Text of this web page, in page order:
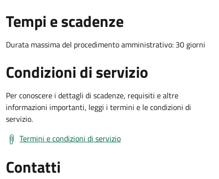
Tempi e scadenze
Durata massima del procedimento amministrativo: 30 giorni
Condizioni di servizio
Per conoscere i dettagli di scadenze, requisiti e altre
informazioni importanti, leggi i termini e le condizioni di
servizio.
Termini e condizioni di servizio
Contatti